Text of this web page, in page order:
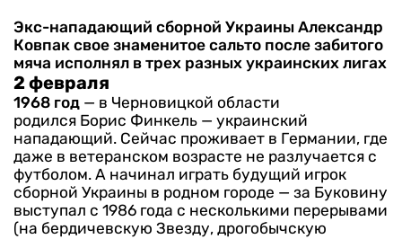
Экс-нападающий сборной Украины Александр
Ковпак свое знаменитое сальто после забитого
мяча исполнял в трех разных украинских лигах
2 февраля
1968 год — в Черновицкой области
родился Борис Финкель — украинский
нападающий. Сейчас проживает в Германии, где
даже в ветеранском возрасте не разлучается с
футболом. А начинал играть будущий игрок
сборной Украины в родном городе — за Буковину
выступал с 1986 года с несколькими перерывами
(на бердичевскую Звезду, дрогобычскую